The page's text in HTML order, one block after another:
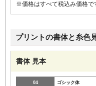
価格はすべて税込み価格で
プリントの書体と糸色
書体 見本
04 ゴシック体